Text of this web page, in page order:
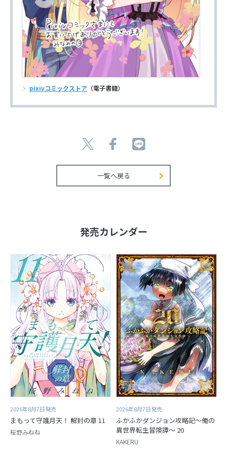
pixivコミックストア （電子書籍）
一覧へ戻る
発売カレンダー
2026年8月7日発売
まもって守護月天！ 解封の章 11
桜野みねね
2026年8月7日発売
ふかふかダンジョン攻略記～俺の
異世界転生冒険譚～ 20
KAKERU